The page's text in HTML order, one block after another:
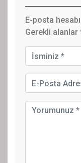
E-posta
Gerekli alanlar